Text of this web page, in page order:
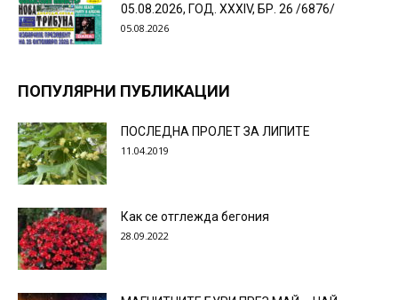
05.08.2026, ГОД. XXХIV, БР. 26 /6876/
05.08.2026
ПОПУЛЯРНИ ПУБЛИКАЦИИ
ПОСЛЕДНА ПРОЛЕТ ЗА ЛИПИТЕ
11.04.2019
Как се отглежда бегония
28.09.2022